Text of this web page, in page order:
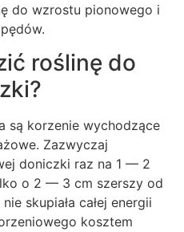
do wzrostu pionowego i
roślinę do
są korzenie wychodzące
Zazwyczaj
doniczki raz na 1 — 2
o 2 — 3 cm szerszy od
skupiała całej energii
kosztem